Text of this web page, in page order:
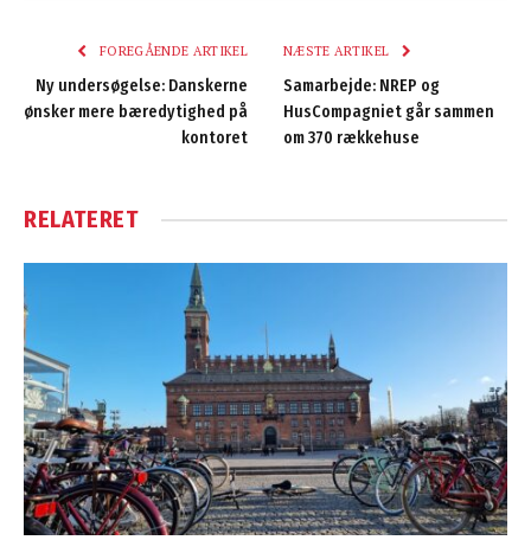
FOREGÅENDE ARTIKEL
Ny undersøgelse: Danskerne
ønsker mere bæredytighed på
kontoret
NÆSTE ARTIKEL
Samarbejde: NREP og
HusCompagniet går sammen
om 370 rækkehuse
RELATERET